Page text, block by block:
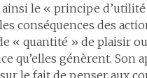
le « principe d’utilité
conséquences des
« quantité » de plaisir
qu’elles génèrent. Son
le fait de penser aux